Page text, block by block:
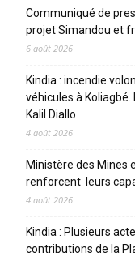
Communiqué de
projet Simandou et
6 août 2026
Kindia : incendie
véhicules à
Kalil Diallo
4 août 2026
Ministère des Mines
renforcent leurs
4 août 2026
Kindia : Plusieurs
contributions de la